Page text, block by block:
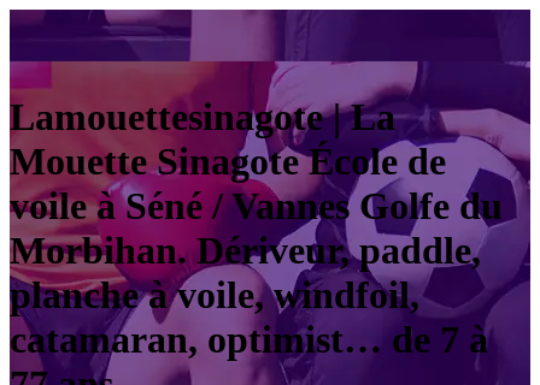
Lamouet­tesinago­te | La
Mouette Sinagote École de
voile à Séné / Vannes Golfe du
Morbihan. Dériveur, paddle,
planche à voile, windfoil,
catamaran, optimist… de 7 à